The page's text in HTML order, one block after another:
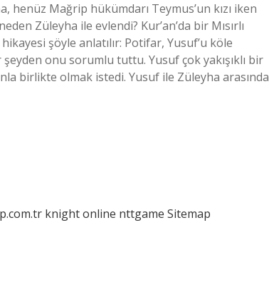
Mağrip hükümdarı Teymus’un kızı iken
Züleyha ile evlendi? Kur’an’da bir Mısırlı
hikayesi şöyle anlatılır: Potifar, Yusuf’u köle
onu sorumlu tuttu. Yusuf çok yakışıklı bir
birlikte olmak istedi. Yusuf ile Züleyha arasında
knight online nttgame Sitemap